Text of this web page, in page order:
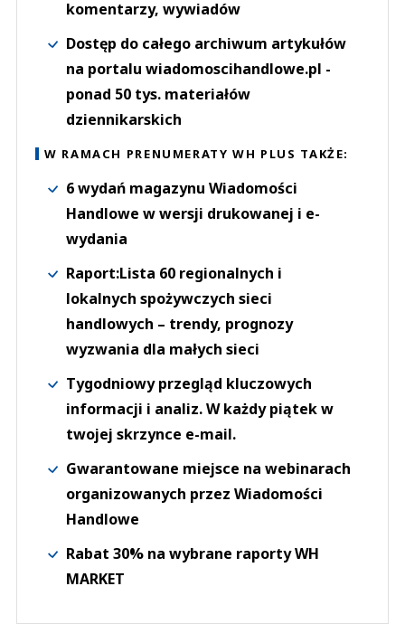
komentarzy, wywiadów
Dostęp do całego archiwum artykułów
na portalu wiadomoscihandlowe.pl -
ponad 50 tys. materiałów
dziennikarskich
W RAMACH PRENUMERATY WH PLUS TAKŻE:
6 wydań magazynu Wiadomości
Handlowe w wersji drukowanej i e-
wydania
Raport:Lista 60 regionalnych i
lokalnych spożywczych sieci
handlowych – trendy, prognozy
wyzwania dla małych sieci
Tygodniowy przegląd kluczowych
informacji i analiz. W każdy piątek w
twojej skrzynce e-mail.
Gwarantowane miejsce na webinarach
organizowanych przez Wiadomości
Handlowe
Rabat 30% na wybrane raporty WH
MARKET